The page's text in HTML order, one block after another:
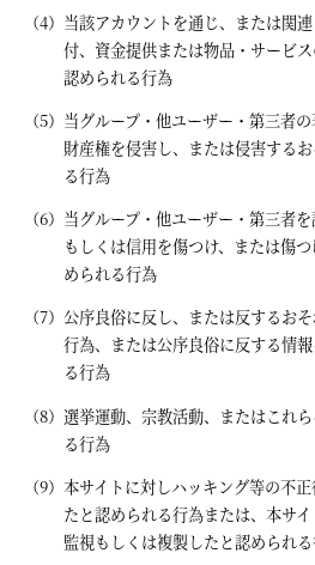
当該アカウントを通じ、または関
付、資金提供または物品・サービ
認められる行為
当グループ・他ユーザー・第三者
財産権を侵害し、または侵害する
る行為
当グループ・他ユーザー・第三者
もしくは信用を傷つけ、または傷
められる行為
公序良俗に反し、または反するお
行為、または公序良俗に反する情
る行為
選挙運動、宗教活動、またはこれ
る行為
本サイトに対しハッキング等の不
たと認められる行為または、本サ
監視もしくは複製したと認められ